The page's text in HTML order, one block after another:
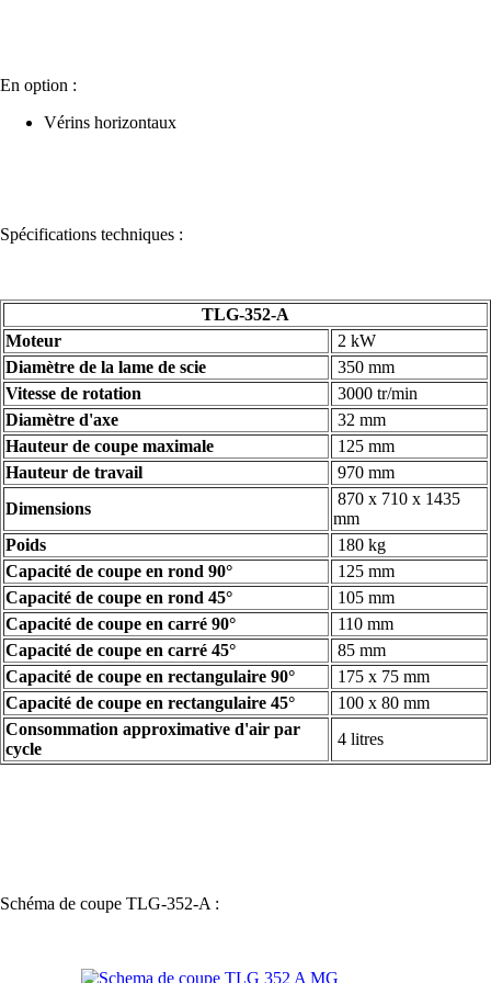
En option :
Vérins horizontaux
Spécifications techniques :
TLG-352-A
Moteur
2 kW
Diamètre de la lame de scie
350 mm
Vitesse de rotation
3000 tr/min
Diamètre d'axe
32 mm
Hauteur de coupe maximale
125 mm
Hauteur de travail
970 mm
Dimensions
870 x 710 x 1435
mm
Poids
180 kg
Capacité de coupe en rond 90°
125 mm
Capacité de coupe en rond 45°
105 mm
Capacité de coupe en carré 90°
110 mm
Capacité de coupe en carré 45°
85 mm
Capacité de coupe en rectangulaire 90°
175 x 75 mm
Capacité de coupe en rectangulaire 45°
100 x 80 mm
Consommation approximative d'air par
cycle
4 litres
Schéma de coupe TLG-352-A :